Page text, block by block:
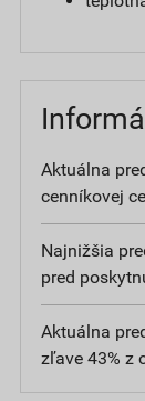
Aktuálna
cenníkovej
Najnižšia
pred
Aktuálna
zľave 43% z